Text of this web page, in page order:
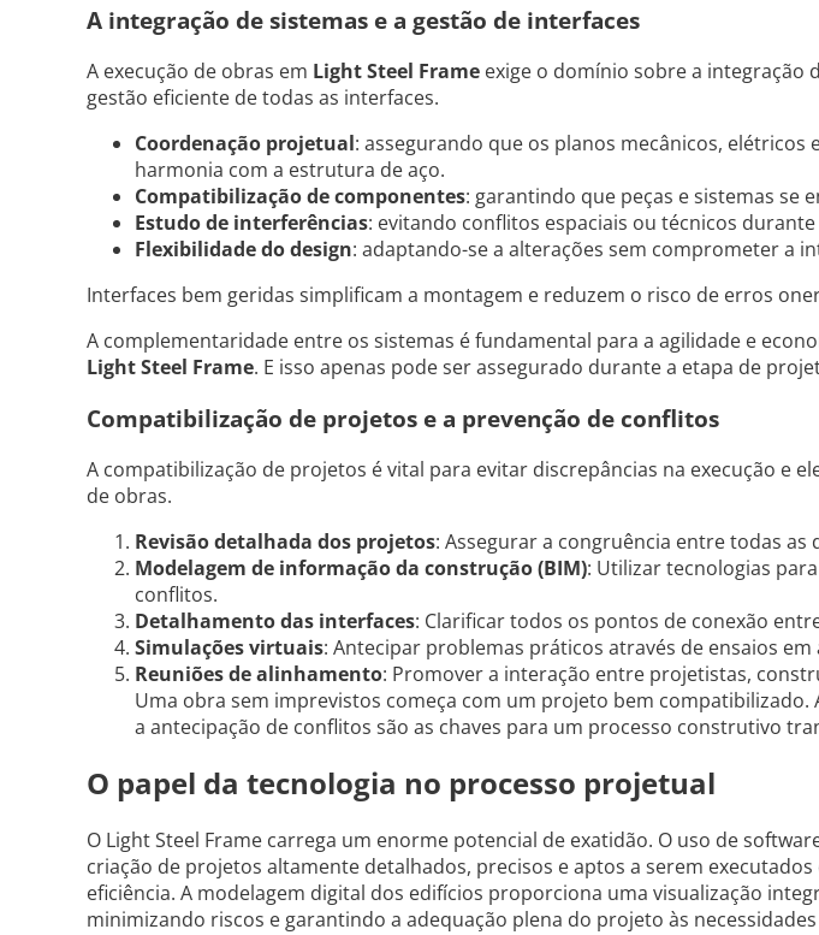
A integração de sistemas e a gestão de interfaces
A execução de obras em Light Steel Frame exige o domínio sobre a integração
gestão eficiente de todas as interfaces.
Coordenação projetual: assegurando que os planos mecânicos, elétricos
harmonia com a estrutura de aço.
Compatibilização de componentes: garantindo que peças e sistemas se
Estudo de interferências: evitando conflitos espaciais ou técnicos
Flexibilidade do design: adaptando-se a alterações sem comprometer a
Interfaces bem geridas simplificam a montagem e reduzem o risco de erros
A complementaridade entre os sistemas é fundamental para a agilidade e
Light Steel Frame. E isso apenas pode ser assegurado durante a etapa de
Compatibilização de projetos e a prevenção de conflitos
A compatibilização de projetos é vital para evitar discrepâncias na execução e
de obras.
Revisão detalhada dos projetos: Assegurar a congruência entre todas as
Modelagem de informação da construção (BIM): Utilizar tecnologias
conflitos.
Detalhamento das interfaces: Clarificar todos os pontos de conexão
Simulações virtuais: Antecipar problemas práticos através de ensaios
Reuniões de alinhamento: Promover a interação entre projetistas,
Uma obra sem imprevistos começa com um projeto bem compatibilizado.
a antecipação de conflitos são as chaves para um processo construtivo
O papel da tecnologia no processo projetual
O Light Steel Frame carrega um enorme potencial de exatidão. O uso de
criação de projetos altamente detalhados, precisos e aptos a serem
eficiência. A modelagem digital dos edifícios proporciona uma visualização
minimizando riscos e garantindo a adequação plena do projeto às